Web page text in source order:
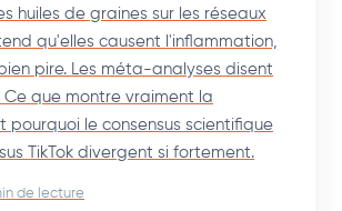
huiles de graines sur les réseaux
qu'elles causent l'inflammation,
pire. Les méta-analyses disent
Ce que montre vraiment la
pourquoi le consensus scientifique
TikTok divergent si fortement.
de lecture